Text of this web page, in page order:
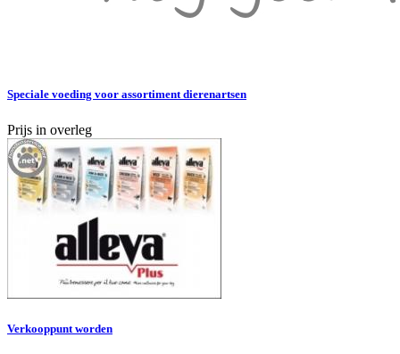
Speciale voeding voor assortiment dierenartsen
Prijs in overleg
Verkooppunt worden